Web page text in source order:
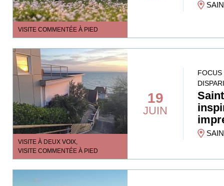
VISITE COMMENTÉE À PIED
VISITE À DEUX VOIX,
VISITE COMMENTÉE À PIED
19
JUIN
FOCUS